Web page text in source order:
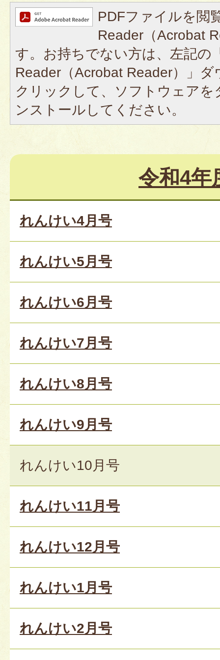
PDFファイルを閲
Reader（Acrobat
す。お持ちでない方は、左記の
Reader（Acrobat Reader）」
クリックして、ソフトウェア
ンストールしてください。
令和4年
れんけい4月号
れんけい5月号
れんけい6月号
れんけい7月号
れんけい8月号
れんけい9月号
れんけい10月号
れんけい11月号
れんけい12月号
れんけい1月号
れんけい2月号